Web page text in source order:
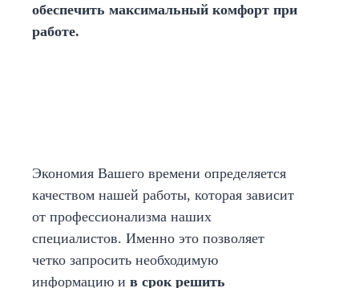
обеспечить максимальный комфорт при
работе.
Экономия Вашего времени определяется
качеством нашей работы, которая зависит
от профессионализма наших
специалистов. Именно это позволяет
четко запросить необходимую
информацию и в срок решить